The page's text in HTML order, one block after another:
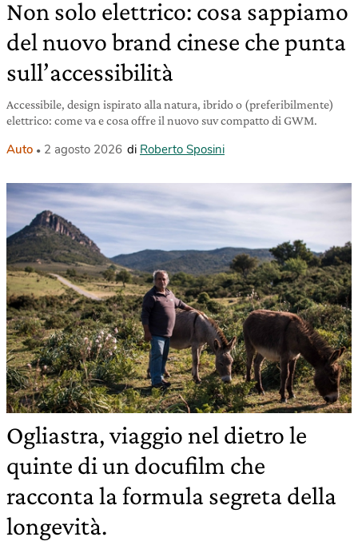
Non solo elettrico: cosa sappiamo
del nuovo brand cinese che punta
sull’accessibilità
Accessibile, design ispirato alla natura, ibrido o (preferibilmente)
elettrico: come va e cosa offre il nuovo suv compatto di GWM.
Auto 2 agosto 2026 di Roberto Sposini
Ogliastra, viaggio nel dietro le
quinte di un docufilm che
racconta la formula segreta della
longevità.